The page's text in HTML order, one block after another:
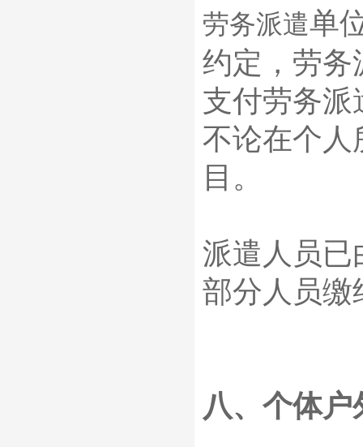
劳务派遣单
约定，劳务
支付劳务派
不论在个人
目。
派遣人员已
部分人员缴
八、个体